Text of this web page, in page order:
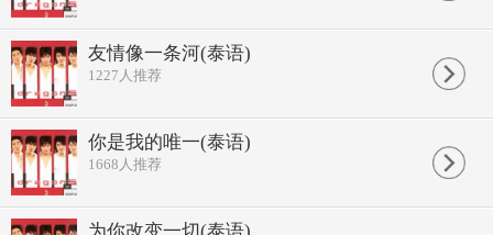
友情像一条河(泰语)
1227 人推荐
你是我的唯一(泰语)
1668 人推荐